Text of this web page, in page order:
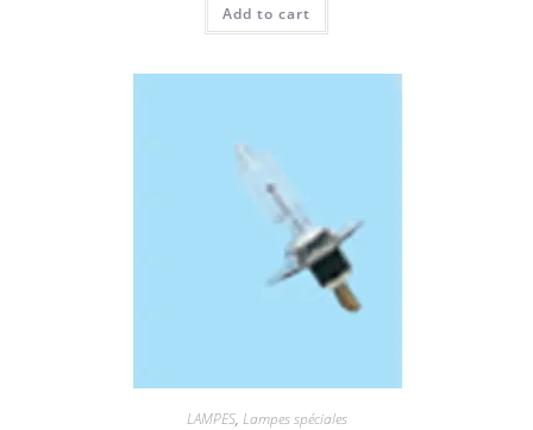
Add to cart
LAMPES, Lampes spéciales